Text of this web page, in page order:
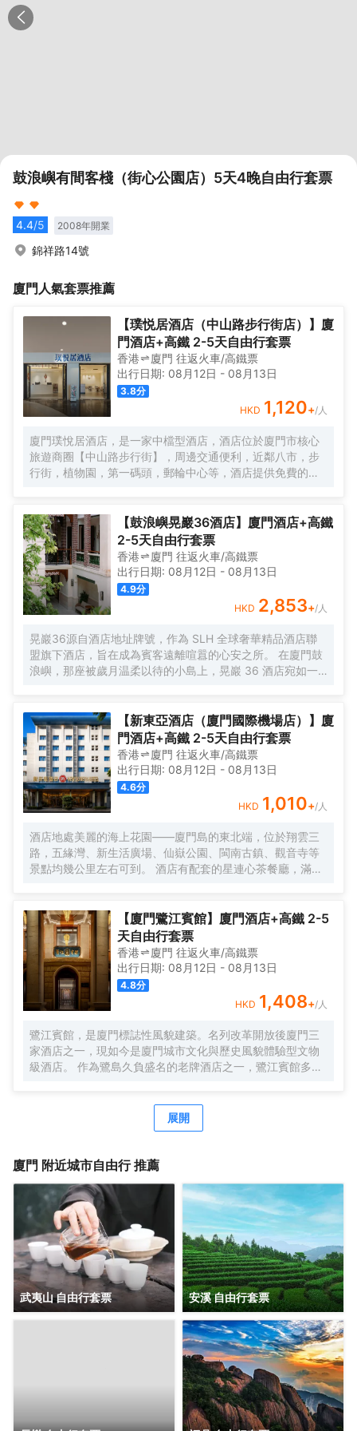
鼓浪嶼有間客棧（街心公園店）5天4晚自由行套票
4.4/5 2008年開業
錦祥路14號
廈門 人氣套票推薦
【璞悦居酒店（中山路步行街店）】廈
門酒店+高鐵 2-5天自由行套票
香港 廈門 往返火車/高鐵票
出行日期: 08月12日 - 08月13日
3.8分
HKD 1,120+/人
廈門璞悅居酒店，是一家中檔型酒店，酒店位於廈門市核心
旅遊商圈【中山路步行街】，周邊交通便利，近鄰八市，步
行街，植物園，第一碼頭，郵輪中心等，酒店提供免費的洗
【鼓浪嶼晃巖36酒店】廈門酒店+高鐵
2-5天自由行套票
香港 廈門 往返火車/高鐵票
出行日期: 08月12日 - 08月13日
4.9分
HKD 2,853+/人
晃巖36源自酒店地址牌號，作為 SLH 全球奢華精品酒店聯
盟旗下酒店，旨在成為賓客遠離喧囂的心安之所。 在廈門鼓
浪嶼，那座被歲月温柔以待的小島上，晃巖 36 酒店宛如一
磚石間縈繞。自廈門搭乘渡輪，仿若穿越一片波光粼粼的詩
海，便能抵達這片與繁忙及快節奏隔絕的靜謐天堂。 踏入晃
巖36，復古留聲機裏傳出的悠揚旋律，似是時光的淺吟低
唱，伴你開啟這一場優雅之旅。閩南彩色玻璃窗與南洋風情
花紋瓷磚錯落交織，仿若一幅色彩斑斕而又富有異域風情的
畫卷，目光所及之處，皆是細膩的藝術筆觸。每間卧室皆似
陽光的寵兒，寬敞露台仿若空中花園，精心雕琢的細節之處
盡顯匠心。精心挑選的洗護產品與南方酒店少有的臻品烘衣
倉，以貼心的呵護，讓每一個清晨的準備都成為一種愉悅的
儀式。靜謐的夜晚，在戶外浴缸中舒展身心，拱形窗戶宛如
精緻畫框，框住那城市的迷人景緻，亦框住這片刻的寧靜與
間，悠然品茗，讓那一抹茶香與自然的氣息相融相契。在那
寧靜的庭院裏，新中式茶韻裊裊，創意咖啡香氣氤氲，時光
彷彿在此刻停駐，讓人沉醉不知歸路。「日光餐廳」裏，中
西合璧的融合美食宛如一場舌尖上的文化盛宴。「音樂會客
廳」內，鋼琴伴奏下的威士忌之夜，又似一場靈魂與音符、
美酒的繾綣私語。
【新東亞酒店（廈門國際機場店）】廈
門酒店+高鐵 2-5天自由行套票
香港 廈門 往返火車/高鐵票
出行日期: 08月12日 - 08月13日
4.6分
HKD 1,010+/人
酒店地處美麗的海上花園——廈門島的東北端，位於翔雲三
路，五緣灣、新生活廣場、仙嶽公園、閩南古鎮、觀音寺等
景點均幾公里左右可到。 酒店有配套的星連心茶餐廳，滿足
客一換，網絡讓你與外界溝通不中斷。酒店為住客提供免費
接送機服務（詳情諮詢門店）。
【廈門鷺江賓館】廈門酒店+高鐵 2-5
天自由行套票
香港 廈門 往返火車/高鐵票
出行日期: 08月12日 - 08月13日
4.8分
HKD 1,408+/人
鷺江賓館，是廈門標誌性風貌建築。名列改革開放後廈門三
家酒店之一，現如今是廈門城市文化與歷史風貌體驗型文物
級酒店。 作為鷺島久負盛名的老牌酒店之一，鷺江賓館多年
粟先生曾為鷺江賓館親筆題詞：“賓至如歸”。作為鷺江道上的
地標建築，它典藏了鷺江兩岸百年來的風華，又演繹出中西
店，也是時光。 時光隧道1958，是鷺江賓館的一顆璀璨明
心跳，感受時空的故事。 鷺江賓館將鼓浪嶼景觀“搬進”房
間。晨光初照時，您一睜眼便能飽覽鼓浪嶼風光。在盥洗
室，您在洗漱同時，亦能盡情欣賞鼓浪嶼的絕美景色。 鷺江
賓館享有 “食在鷺江”的經典美譽。七樓是中外遊客和廈門人
民情有獨鍾的觀景餐廳，是集美食與美景於一體的絕美殿
堂，常年名列各大口碑排行榜前列。鷺江賓館從萬千食材到
千變萬化的烹飪手法，追求細節精緻，在飽腹之上，滿足味
蕾想象，跨越時間與山海，尋味鷺江風味。
展開
廈門 附近城市自由行 推薦
武夷山 自由行套票 安溪 自由行套票